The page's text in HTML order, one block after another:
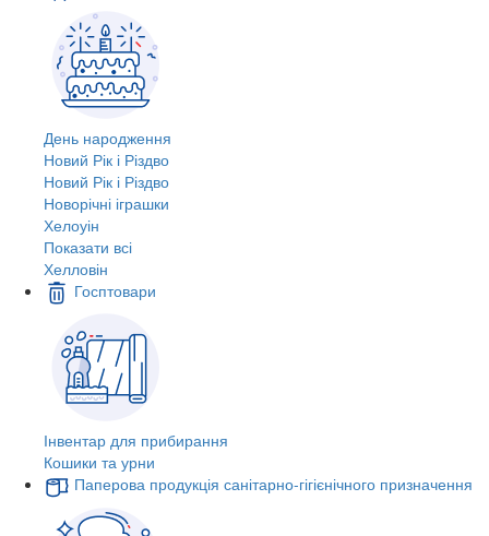
День народження
Новий Рік і Різдво
Новий Рік і Різдво
Новорічні іграшки
Хелоуін
Показати всі
Хелловін
Госптовари
Інвентар для прибирання
Кошики та урни
Паперова продукція санітарно-гігієнічного призначення